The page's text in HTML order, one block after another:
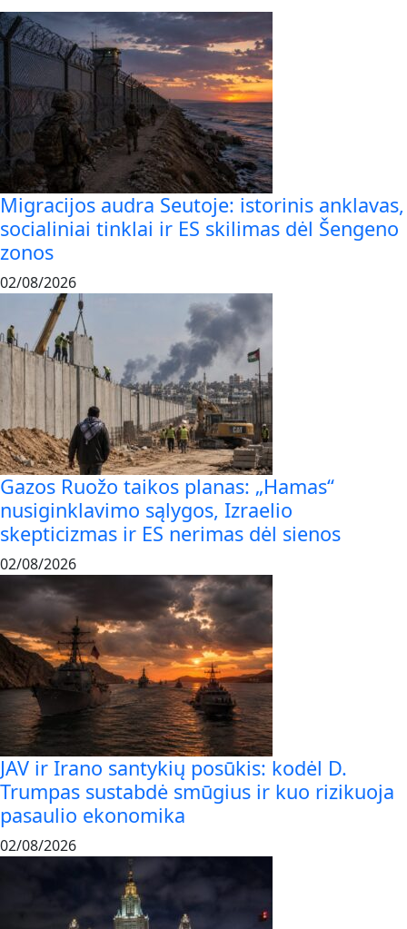
Migracijos audra Seutoje: istorinis anklavas,
socialiniai tinklai ir ES skilimas dėl Šengeno
zonos
02/08/2026
Gazos Ruožo taikos planas: „Hamas“
nusiginklavimo sąlygos, Izraelio
skepticizmas ir ES nerimas dėl sienos
02/08/2026
JAV ir Irano santykių posūkis: kodėl D.
Trumpas sustabdė smūgius ir kuo rizikuoja
pasaulio ekonomika
02/08/2026